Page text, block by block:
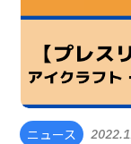
ニュース